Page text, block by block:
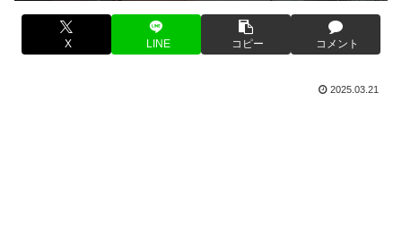
X LINE コピー コメント
2025.03.21